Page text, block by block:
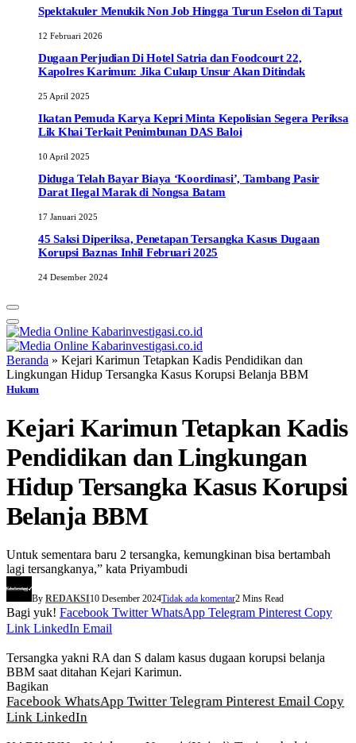
Spektakuler Menukik Non Job Hingga Turun Eselon di Taput
12 Februari 2026
Dugaan Perjudian Di Hotel Satria dan Foodcourt 22,
Kapolres Karimun: Jika Cukup Unsur Akan Ditindak
25 April 2025
Ikatan Pemuda Karya Kepri Minta Kepolisian Segera Periksa
Lik Khai Terkait Penimbunan DAS Baloi
10 April 2025
Diduga Telah Bayar Biaya ‘Koordinasi’, Tambang Pasir
Darat Ilegal Marak di Nongsa Batam
17 Januari 2025
45 Saksi Diperiksa, Penetapan Tersangka Kasus Dugaan
Korupsi Baznas Inhil Februari 2025
24 Desember 2024
Beranda » Kejari Karimun Tetapkan Kadis Pendidikan dan
Lingkungan Hidup Tersangka Kasus Korupsi Belanja BBM
Hukum
Kejari Karimun Tetapkan Kadis
Pendidikan dan Lingkungan
Hidup Tersangka Kasus Korupsi
Belanja BBM
Untuk sementara baru 2 tersangka, kemungkinan bisa bertambah
lagi tersangkanya,” kata Priyambudi
By REDAKSI10 Desember 2024Tidak ada komentar2 Mins Read
Bagi yuk! Facebook Twitter WhatsApp Telegram Pinterest Copy
Link LinkedIn Email
Tersangka yakni RA dan S dalam kasus dugaan korupsi belanja
BBM saat ditahan Kejari Karimun.
Bagikan
Facebook WhatsApp Twitter Telegram Pinterest Email Copy
Link LinkedIn